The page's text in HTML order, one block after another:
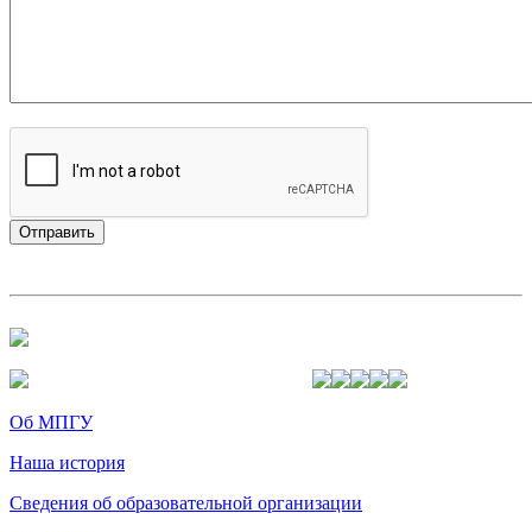
Об МПГУ
Наша история
Сведения об образовательной организации